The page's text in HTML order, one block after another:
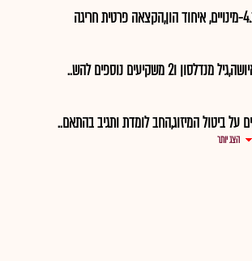
ו2 משקיעים נוספים להש..
על ביטול המיזוג,החב לומדת ותגיב בהתאם..
הצג יותר